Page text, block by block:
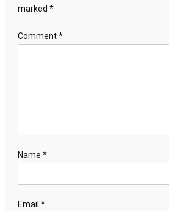
marked *
Comment*
Name *
Email *